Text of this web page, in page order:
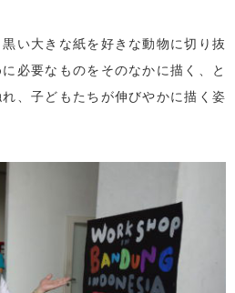
い大きな紙を好きな動物に切り抜
必要なものをそのなかに描く、と
、子どもたちが伸びやかに描く姿